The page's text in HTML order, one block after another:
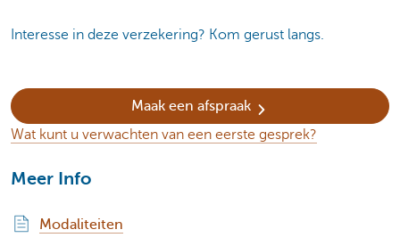
Interesse in deze verzekering? Kom gerust langs.
Maak een afspraak
Wat kunt u verwachten van een eerste gesprek?
Meer Info
Modaliteiten